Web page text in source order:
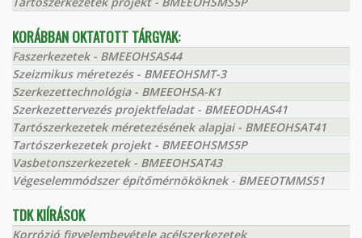
KORÁBBAN OKTATOTT TÁRGYAK:
Faszerkezetek - BMEEOHSAS44
Szeizmikus méretezés - BMEEOHSMT-3
Szerkezettechnológia - BMEEOHSA-K1
Szerkezettervezés projektfeladat - BMEEODHAS41
Tartószerkezetek méretezésének alapjai - BMEEOHSAT41
Tartószerkezetek projekt - BMEEOHSMS5P
Vasbetonszerkezetek - BMEEOHSAT43
Végeselemmódszer építőmérnököknek - BMEEOTMMS51
TDK KIÍRÁSOK
Korrózió figyelembevétele acélszerkezetek